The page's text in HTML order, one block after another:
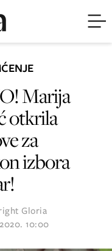
Marija
otkrila
za
izbora
Gloria
10:00